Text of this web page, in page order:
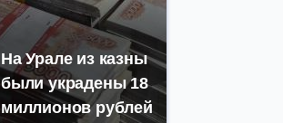
На Урале из казны
были украдены 18
миллионов рублей